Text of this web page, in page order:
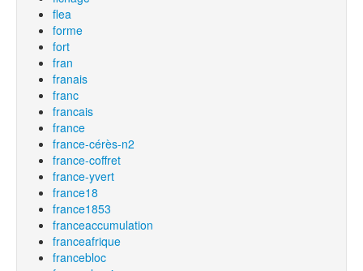
flea
forme
fort
fran
franais
franc
francais
france
france-cérès-n2
france-coffret
france-yvert
france18
france1853
franceaccumulation
franceafrique
francebloc